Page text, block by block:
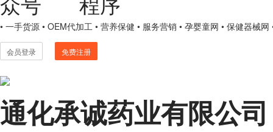
• 一手货源 • OEM代加工 • 营养保健 • 服务营销 • 孕婴童网 • 保健器械网
会员登录 免费注册
通化承诚药业有限公司